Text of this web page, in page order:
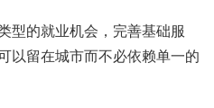
型的就业机会，完善基础服
以留在城市而不必依赖单一的